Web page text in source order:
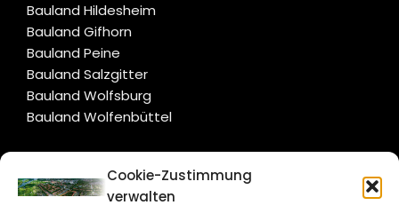
Cookie-Zustimmung
verwalten
Bauland Hildesheim
Bauland Gifhorn
Bauland Peine
Bauland Salzgitter
Bauland Wolfsburg
Bauland Wolfenbüttel
CITYLIFE!